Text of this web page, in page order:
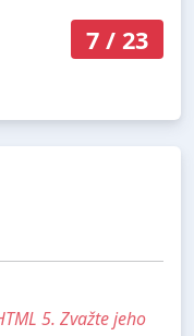
7/ 23
5. Zvažte jeho